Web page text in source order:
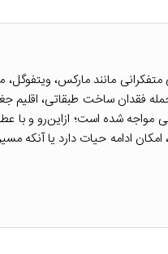
مانند مارکس، ویتفوگل،
فقدان ساخت طبقاتی، اقلیم
مواجه شده است؛ ازاین‌رو و با
ادامه حیات دارد یا آنکه مسیر